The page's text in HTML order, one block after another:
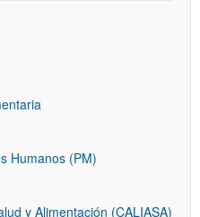
Humanos (PM)
y Alimentación (CALIASA)